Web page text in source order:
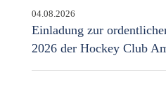
04.08.2026
Einladung zur
2026 der Hockey Club